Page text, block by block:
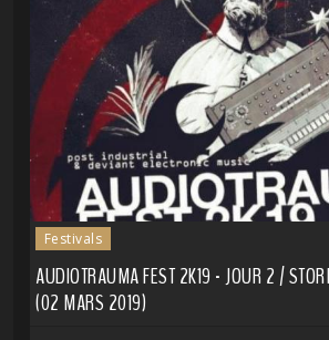
Festivals
AUDIOTRAUMA FEST 2K19 - JOUR 2 /
(02 MARS 2019)